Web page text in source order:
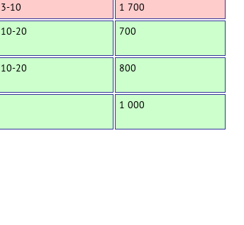
3-10
1 700
10-20 700
10-20 800
1 000